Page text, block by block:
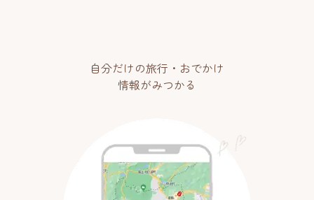
自分だけの旅行・おでかけ
情報がみつかる